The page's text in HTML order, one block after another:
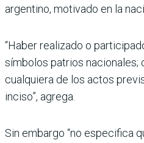
argentino, motivado en la
“Haber realizado o
símbolos patrios nacionales;
cualquiera de los actos
inciso”, agrega.
Sin embargo “no especifica